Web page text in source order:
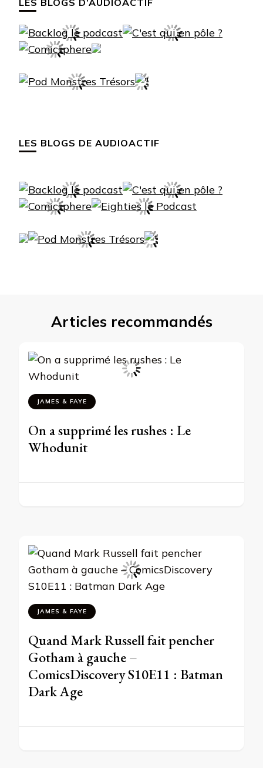
LES BLOGS D’AUDIOACTIF
LES BLOGS DE AUDIOACTIF
Articles recommandés
JAMES & FAYE
On a supprimé les rushes : Le
Whodunit
JAMES & FAYE
Quand Mark Russell fait pencher
Gotham à gauche –
ComicsDiscovery S10E11 : Batman
Dark Age